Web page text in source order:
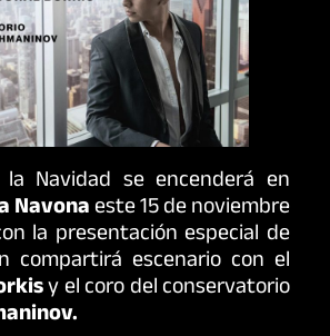
Navidad se encenderá en
Navonaeste 15 de noviembre
la presentación especial de
compartirá escenario con el
y el coro del conservatorio
.